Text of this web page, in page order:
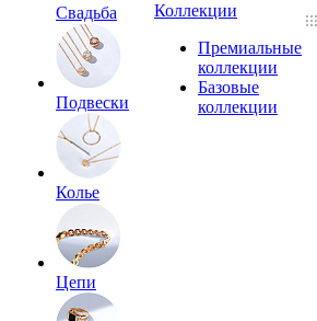
Свадьба
Подвески
Колье
Цепи
Коллекции
Премиальные
коллекции
Базовые
коллекции